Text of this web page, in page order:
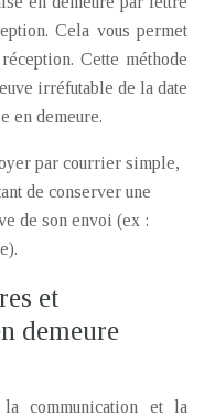
Cela vous permet
Cette méthode
irréfutable de la date
en demeure.
par courrier simple,
de conserver une
de son envoi (ex :
et
demeure
communication et la